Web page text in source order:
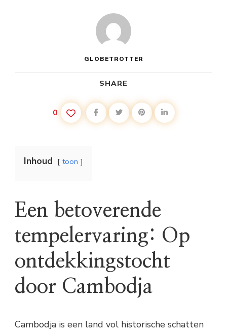
GLOBETROTTER
SHARE
0
Inhoud toon
Een betoverende
tempelervaring: Op
ontdekkingstocht
door Cambodja
Cambodja is een land vol historische schatten